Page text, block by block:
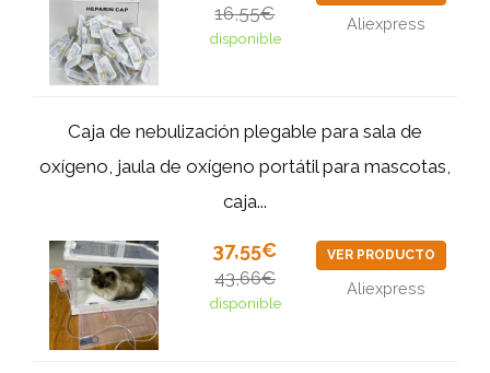
16,55€
disponible
Aliexpress
Caja de nebulización plegable para sala de
oxígeno, jaula de oxígeno portátil para mascotas,
caja...
37,55€
43,66€
disponible
VER PRODUCTO
Aliexpress